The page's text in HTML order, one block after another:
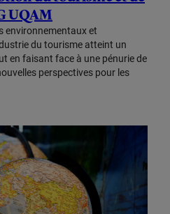
UQAM
environnementaux et
du tourisme atteint un
en faisant face à une pénurie de
perspectives pour les